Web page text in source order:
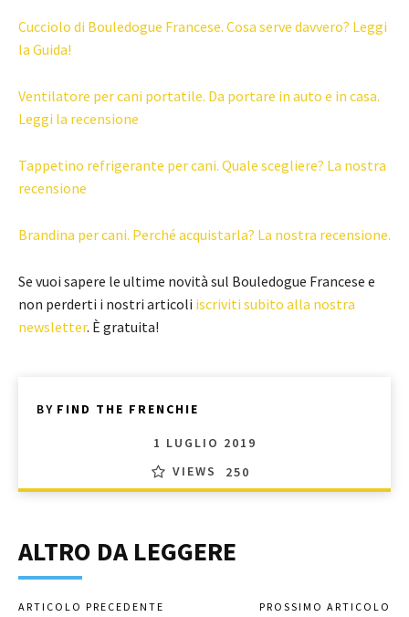
Cucciolo di Bouledogue Francese. Cosa serve davvero? Leggi
la Guida!
Ventilatore per cani portatile. Da portare in auto e in casa.
Leggi la recensione
Tappetino refrigerante per cani. Quale scegliere? La nostra
recensione
Brandina per cani. Perché acquistarla? La nostra recensione.
Se vuoi sapere le ultime novità sul Bouledogue Francese e
non perderti i nostri articoli iscriviti subito alla nostra
newsletter. È gratuita!
BY FIND THE FRENCHIE
1 LUGLIO 2019
VIEWS
250
ALTRO DA LEGGERE
ARTICOLO PRECEDENTE PROSSIMO ARTICOLO